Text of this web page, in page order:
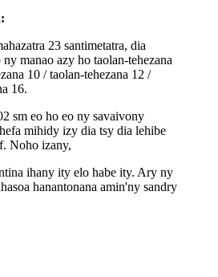
23 santimetatra, dia
ny manao azy ho taolan-tehezana
10 / taolan-tehezana 12 /
16.
sm eo ho eo ny savaivony
mihidy izy dia tsy dia lehibe
Noho izany,
ihany ity elo habe ity. Ary ny
hanantonana amin'ny sandry